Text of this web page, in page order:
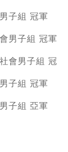
子組 冠軍
男子組 冠軍
會男子組 冠
子組 冠軍
子組 亞軍